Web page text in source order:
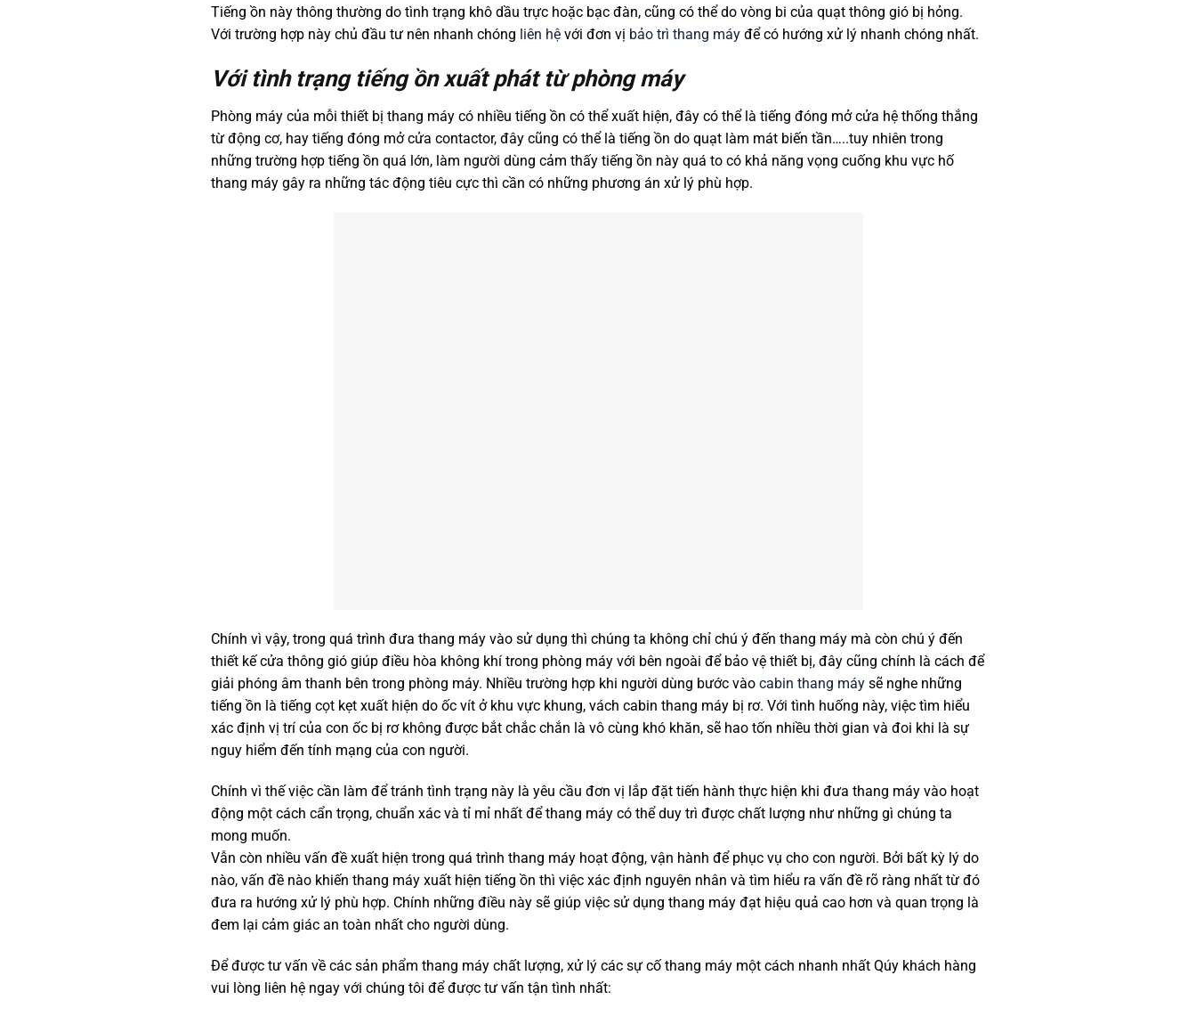
Tiếng ồn này thông thường do tình trạng khô dầu trực hoặc bạc đàn, cũng có thể do vòng bi của quạt thông gió bị hỏng.
Với trường hợp này chủ đầu tư nên nhanh chóng liên hệ với đơn vị bảo trì thang máy để có hướng xử lý nhanh chóng nhất.
Với tình trạng tiếng ồn xuất phát từ phòng máy
Phòng máy của mỗi thiết bị thang máy có nhiều tiếng ồn có thể xuất hiện, đây có thể là tiếng đóng mở cửa hệ thống thắng
từ động cơ, hay tiếng đóng mở cửa contactor, đây cũng có thể là tiếng ồn do quạt làm mát biến tần…..tuy nhiên trong
những trường hợp tiếng ồn quá lớn, làm người dùng cảm thấy tiếng ồn này quá to có khả năng vọng cuống khu vực hố
thang máy gây ra những tác động tiêu cực thì cần có những phương án xử lý phù hợp.
Chính vì vậy, trong quá trình đưa thang máy vào sử dụng thì chúng ta không chỉ chú ý đến thang máy mà còn chú ý đến
thiết kế cửa thông gió giúp điều hòa không khí trong phòng máy với bên ngoài để bảo vệ thiết bị, đây cũng chính là cách để
giải phóng âm thanh bên trong phòng máy. Nhiều trường hợp khi người dùng bước vào cabin thang máy sẽ nghe những
tiếng ồn là tiếng cọt kẹt xuất hiện do ốc vít ở khu vực khung, vách cabin thang máy bị rơ. Với tình huống này, việc tìm hiểu
xác định vị trí của con ốc bị rơ không được bắt chắc chắn là vô cùng khó khăn, sẽ hao tốn nhiều thời gian và đoi khi là sự
nguy hiểm đến tính mạng của con người.
Chính vì thế việc cần làm để tránh tình trạng này là yêu cầu đơn vị lắp đặt tiến hành thực hiện khi đưa thang máy vào hoạt
động một cách cẩn trọng, chuẩn xác và tỉ mỉ nhất để thang máy có thể duy trì được chất lượng như những gì chúng ta
mong muốn.
Vẫn còn nhiều vấn đề xuất hiện trong quá trình thang máy hoạt động, vận hành để phục vụ cho con người. Bởi bất kỳ lý do
nào, vấn đề nào khiến thang máy xuất hiện tiếng ồn thì việc xác định nguyên nhân và tìm hiểu ra vấn đề rõ ràng nhất từ đó
đưa ra hướng xử lý phù hợp. Chính những điều này sẽ giúp việc sử dụng thang máy đạt hiệu quả cao hơn và quan trọng là
đem lại cảm giác an toàn nhất cho người dùng.
Để được tư vấn về các sản phẩm thang máy chất lượng, xử lý các sự cố thang máy một cách nhanh nhất Qúy khách hàng
vui lòng liên hệ ngay với chúng tôi để được tư vấn tận tình nhất: